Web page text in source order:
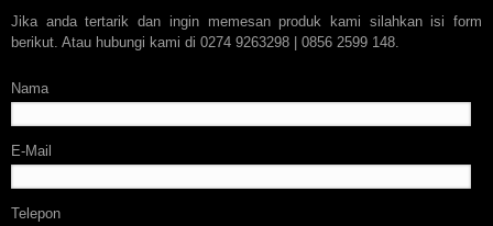
Jika anda tertarik dan ingin memesan produk kami silahkan isi form
berikut. Atau hubungi kami di 0274 9263298 0856 2599 148
Nama
E-Mail
Telepon